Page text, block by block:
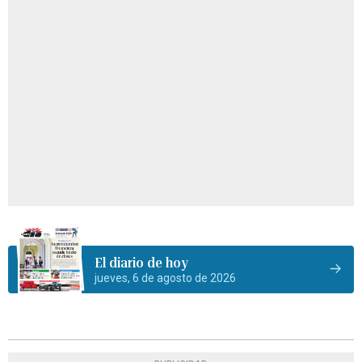
El diario de hoy
jueves, 6 de agosto de 2026